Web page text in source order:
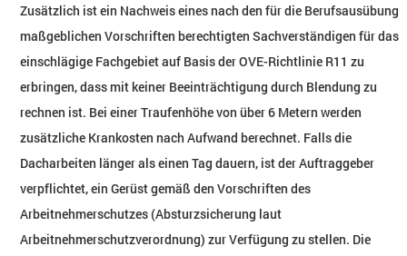
Zusätzlich ist ein Nachweis eines nach den für die Berufsausübung
maßgeblichen Vorschriften berechtigten Sachverständigen für das
einschlägige Fachgebiet auf Basis der OVE-Richtlinie R11 zu
erbringen, dass mit keiner Beeinträchtigung durch Blendung zu
rechnen ist. Bei einer Traufenhöhe von über 6 Metern werden
zusätzliche Krankosten nach Aufwand berechnet. Falls die
Dacharbeiten länger als einen Tag dauern, ist der Auftraggeber
verpflichtet, ein Gerüst gemäß den Vorschriften des
Arbeitnehmerschutzes (Absturzsicherung laut
Arbeitnehmerschutzverordnung) zur Verfügung zu stellen. Die